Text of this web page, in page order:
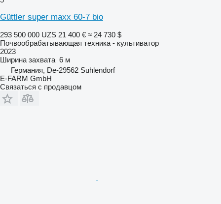
Güttler super maxx 60-7 bio
293 500 000 UZS 21 400 € ≈ 24 730 $
Почвообрабатывающая техника - культиватор
2023
Ширина захвата 6 м
Германия, De-29562 Suhlendorf
E-FARM GmbH
Связаться с продавцом